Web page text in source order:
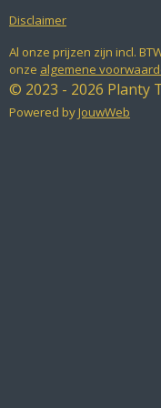
Disclaimer
Al onze prijzen zijn incl.
onze algemene
© 2023 - 2026 Planty
Powered byJouwWeb